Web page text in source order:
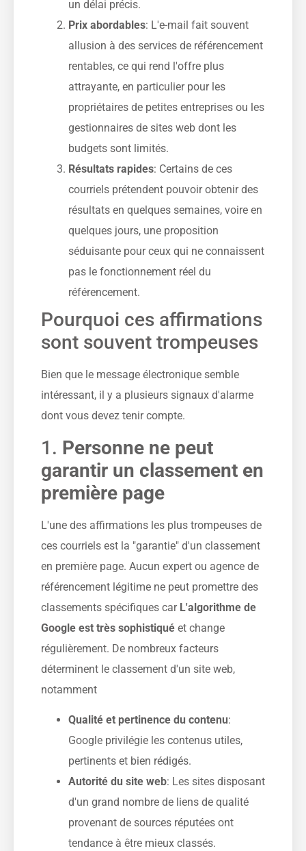
un délai précis.
Prix abordables: L'e-mail fait souvent
allusion à des services de référencement
rentables, ce qui rend l'offre plus
attrayante, en particulier pour les
propriétaires de petites entreprises ou les
gestionnaires de sites web dont les
budgets sont limités.
Résultats rapides: Certains de ces
courriels prétendent pouvoir obtenir des
résultats en quelques semaines, voire en
quelques jours, une proposition
séduisante pour ceux qui ne connaissent
pas le fonctionnement réel du
référencement.
Pourquoi ces affirmations
sont souvent trompeuses
Bien que le message électronique semble
intéressant, il y a plusieurs signaux d'alarme
dont vous devez tenir compte.
1. Personne ne peut
garantir un classement en
première page
L'une des affirmations les plus trompeuses de
ces courriels est la "garantie" d'un classement
en première page. Aucun expert ou agence de
référencement légitime ne peut promettre des
classements spécifiques car L'algorithme de
Google est très sophistiqué et change
régulièrement. De nombreux facteurs
déterminent le classement d'un site web,
notamment
Qualité et pertinence du contenu:
Google privilégie les contenus utiles,
pertinents et bien rédigés.
Autorité du site web: Les sites disposant
d'un grand nombre de liens de qualité
provenant de sources réputées ont
tendance à être mieux classés.